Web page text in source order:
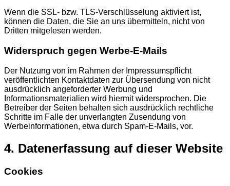
Wenn die SSL- bzw. TLS-Verschlüsselung aktiviert ist,
können die Daten, die Sie an uns übermitteln, nicht von
Dritten mitgelesen werden.
Widerspruch gegen Werbe-E-Mails
Der Nutzung von im Rahmen der Impressumspflicht
veröffentlichten Kontaktdaten zur Übersendung von nicht
ausdrücklich angeforderter Werbung und
Informationsmaterialien wird hiermit widersprochen. Die
Betreiber der Seiten behalten sich ausdrücklich rechtliche
Schritte im Falle der unverlangten Zusendung von
Werbeinformationen, etwa durch Spam-E-Mails, vor.
4. Datenerfassung auf dieser Website
Cookies